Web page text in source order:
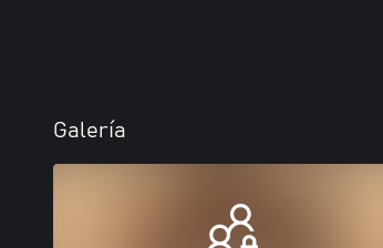
Galería